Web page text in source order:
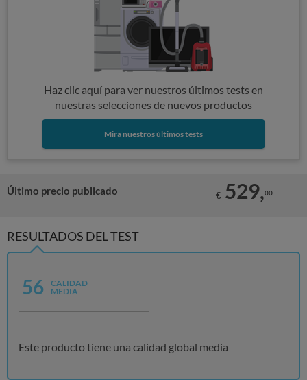
Haz clic aquí para ver nuestros últimos tests en
nuestras selecciones de nuevos productos
Mira nuestros últimos tests
Último precio publicado € 529,00
RESULTADOS DEL TEST
56
CALIDAD
MEDIA
Este producto tiene una calidad global media